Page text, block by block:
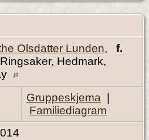
Olsdatter Lunden, f.
Hedmark,
Gruppeskjema
Familiediagram